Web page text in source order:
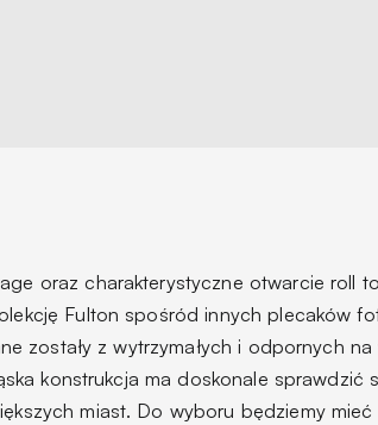
oraz charakterystyczne otwarcie roll
Fulton spośród innych plecaków
zostały z wytrzymałych i odpornych
konstrukcja ma doskonale sprawdzić
miast. Do wyboru będziemy